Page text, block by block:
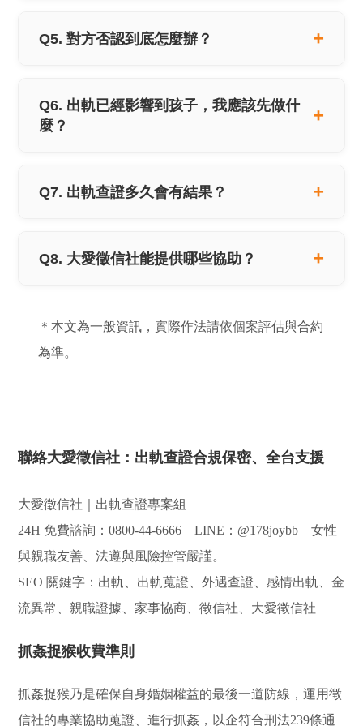
Q5. 對方否認到底怎麼辦？
Q6. 出軌已經影響到孩子，我應該先做什
麼？
Q7. 出軌查證多久會有結果？
Q8. 大愛徵信社能提供哪些協助？
＊本文為一般資訊，實際作法請依個案評估與合約
為準。
聯絡大愛徵信社：出軌查證合規保密、全台支援
大愛徵信社｜出軌查證專案組
24H 免費諮詢：0800-44-6666 LINE：@178joybb 女性
與親職友善、法遵與風險控管嚴謹。
SEO 關鍵字：出軌、出軌蒐證、外遇查證、感情出軌、金
流異常、親職證據、家事協商、徵信社、大愛徵信社
抓姦捉猴收費準則
抓姦捉猴乃是確保自身婚姻權益的最後一道防線，運用徵
信社的專業協助蒐證、進行抓姦，以企符合刑法239條通